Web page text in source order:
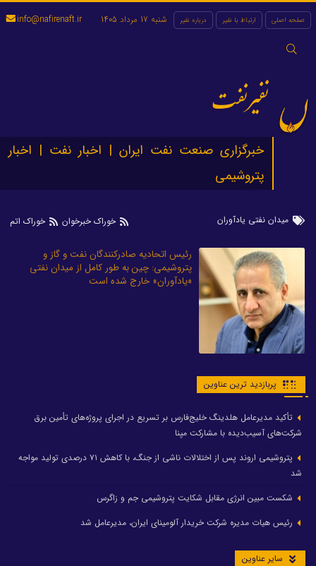
صفحه اصلی ارتباط با نفیر درباره نفیر
جستجو
شنبه 17 مرداد 1405 info@nafirenaft.ir
نفیرنفت
خبرگزاری صنعت نفت ایران | اخبار نفت | اخبار
پتروشیمی
میدان نفتی یادآوران خوراک خبرخوان خوراک اتم
رئیس اتحادیه صادرکنندگان نفت و گاز و
پتروشیمی: چین به طور کامل از میدان نفتی
«یادآوران» خارج شده است
پربازدید ترین عناوین
تأکید مدیرعامل هلدینگ خلیج‌فارس بر تسریع در اجرای پروژه‌های تأمین برق
شرکت‌های آسیب‌دیده با مشارکت مپنا
پتروشیمی اروند پس از اختلالات ناشی از جنگ، با کاهش ۷۱ درصدی تولید مواجه
شد
شکست مبین انرژی مقابل شکایت پتروشیمی جم و زاگرس
رئیس هیات مدیره شرکت خریدار آلومینای ایران، مدیرعامل شد
سایر عناوین